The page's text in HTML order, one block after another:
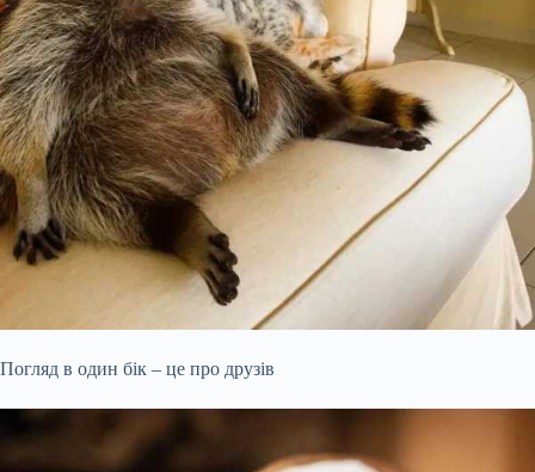
Погляд в один бік – це про друзів